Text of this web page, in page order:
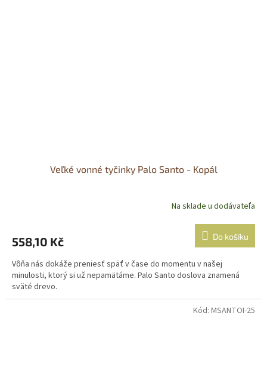
Veľké vonné tyčinky Palo Santo - Kopál
Na sklade u dodávateľa
558,10 Kč Do košíku
Vôňa nás dokáže preniesť späť v čase do momentu v našej
minulosti, ktorý si už nepamätáme. Palo Santo doslova znamená
sväté drevo.
Kód: MSANTOI-25